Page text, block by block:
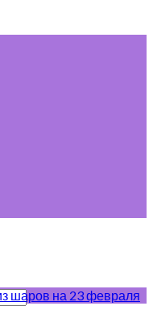
шаров на 23 февраля